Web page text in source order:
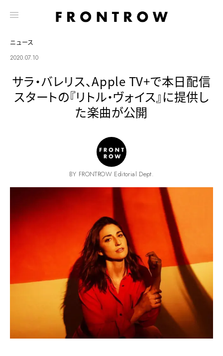
ニュース
2020.07.10
サラ・バレリス、Apple TV+で本日配信
スタートの『リトル・ヴォイス』に提供し
た楽曲が公開
BY FRONTROW Editorial Dept.